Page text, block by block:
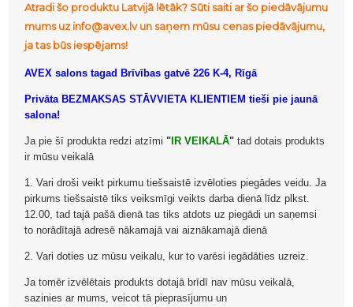
Atradi šo produktu Latvijā lētāk? Sūti saiti ar šo piedāvājumu
mums uz info@avex.lv un saņem mūsu cenas piedāvājumu,
ja tas būs iespējams!
AVEX salons tagad Brīvības gatvē 226 K-4, Rīgā
Privāta BEZMAKSAS STĀVVIETA KLIENTIEM tieši pie jaunā
salona!
Ja pie šī produkta redzi atzīmi " IR VEIKALĀ" tad dotais produkts
ir mūsu veikalā
1. Vari droši veikt pirkumu tiešsaistē izvēloties piegādes veidu. Ja
pirkums tiešsaistē tiks veiksmīgi veikts darba dienā līdz plkst.
12.00, tad tajā pašā dienā tas tiks atdots uz piegādi un saņemsi
to norādītajā adresē nākamajā vai aiznākamajā dienā
2. Vari doties uz mūsu veikalu, kur to varēsi iegādāties uzreiz.
Ja tomēr izvēlētais produkts dotajā brīdī nav mūsu veikalā,
sazinies ar mums, veicot tā pieprasījumu un